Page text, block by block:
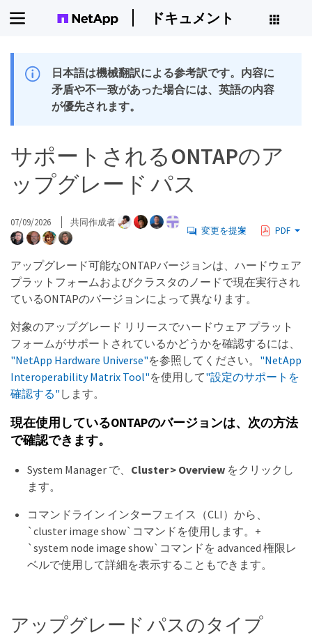
ドキュメント
日本語は機械翻訳による参考訳です。内容に
矛盾や不一致があった場合には、英語の内容
が優先されます。
サポートされるONTAPのア
ップグレード パス
07/09/2026 共同作成者
変更を提案 PDF
アップグレード可能なONTAPバージョンは、ハードウェア
プラットフォームおよびクラスタのノードで現在実行され
ているONTAPのバージョンによって異なります。
対象のアップグレード リリースでハードウェア プラット
フォームがサポートされているかどうかを確認するには、
"NetApp Hardware Universe"を参照してください。 "NetApp
Interoperability Matrix Tool"を使用して"設定のサポートを
確認する" します。
現在使用しているONTAPのバージョンは、次の方法
で確認できます。
System Manager で、 Cluster > Overviewをクリックし
ます。
コマンドライン インターフェイス（CLI）から、
`cluster image show`コマンドを使用します。+
`system node image show`コマンドを advanced 権限レ
ベルで使用して詳細を表示することもできます。
アップグレード パスのタイプ